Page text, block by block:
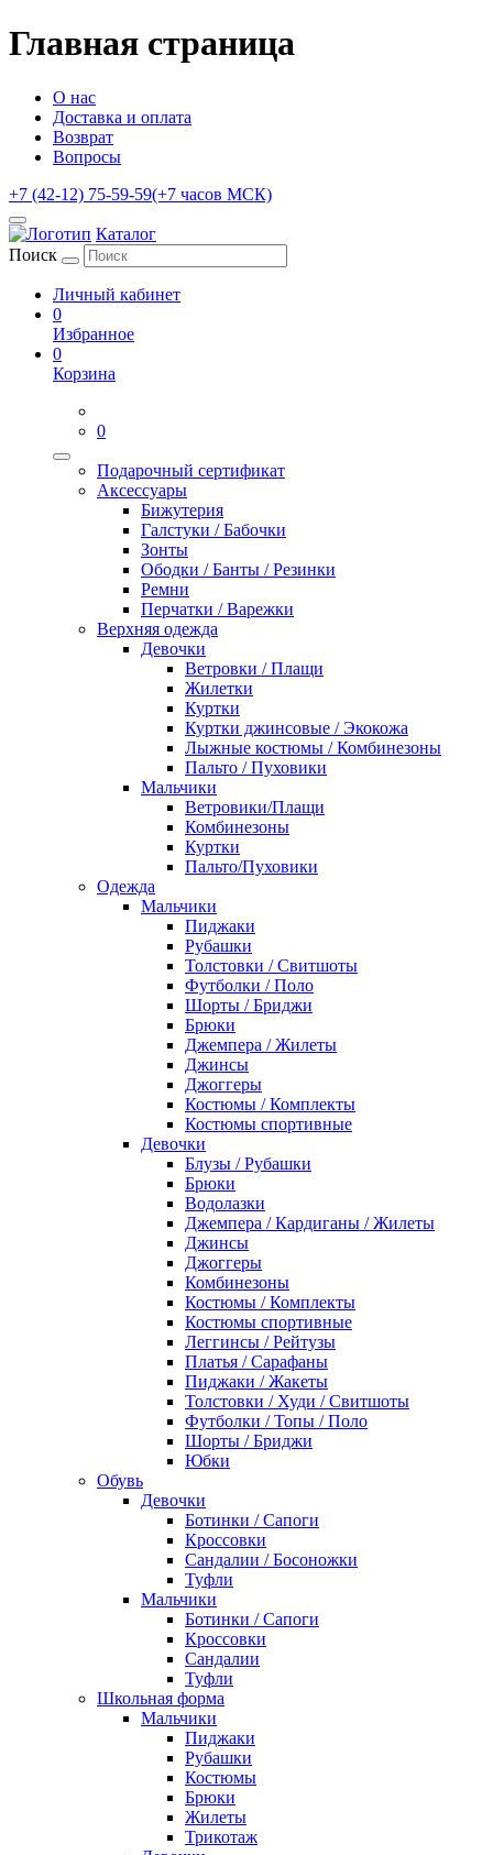
Главная страница
О нас
Доставка и оплата
Возврат
Вопросы
+7 (42-12) 75-59-59(+7 часов МСК)
Каталог
Поиск
Личный кабинет
0
Избранное
0
Корзина
0
Подарочный сертификат
Аксессуары
Бижутерия
Галстуки / Бабочки
Зонты
Ободки / Банты / Резинки
Ремни
Перчатки / Варежки
Верхняя одежда
Девочки
Ветровки / Плащи
Жилетки
Куртки
Куртки джинсовые / Экокожа
Лыжные костюмы / Комбинезоны
Пальто / Пуховики
Мальчики
Ветровики/Плащи
Комбинезоны
Куртки
Пальто/Пуховики
Одежда
Мальчики
Пиджаки
Рубашки
Толстовки / Свитшоты
Футболки / Поло
Шорты / Бриджи
Брюки
Джемпера / Жилеты
Джинсы
Джоггеры
Костюмы / Комплекты
Костюмы спортивные
Девочки
Блузы / Рубашки
Брюки
Водолазки
Джемпера / Кардиганы / Жилеты
Джинсы
Джоггеры
Комбинезоны
Костюмы / Комплекты
Костюмы спортивные
Леггинсы / Рейтузы
Платья / Сарафаны
Пиджаки / Жакеты
Толстовки / Худи / Свитшоты
Футболки / Топы / Поло
Шорты / Бриджи
Юбки
Обувь
Девочки
Ботинки / Сапоги
Кроссовки
Сандалии / Босоножки
Туфли
Мальчики
Ботинки / Сапоги
Кроссовки
Сандалии
Туфли
Школьная форма
Мальчики
Пиджаки
Рубашки
Костюмы
Брюки
Жилеты
Трикотаж